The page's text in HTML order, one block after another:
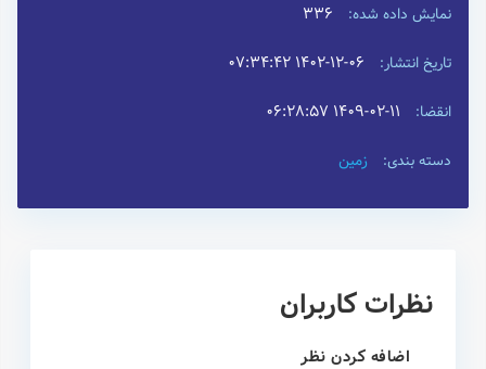
نمایش داده شده: 336
تاریخ انتشار: ۱۴۰۲-۱۲-۰۶ ۰۷:۳۴:۴۲
انقضا: ۱۴۰۹-۰۲-۱۱ ۰۶:۲۸:۵۷
دسته بندی: زمین
نظرات کاربران
اضافه کردن نظر